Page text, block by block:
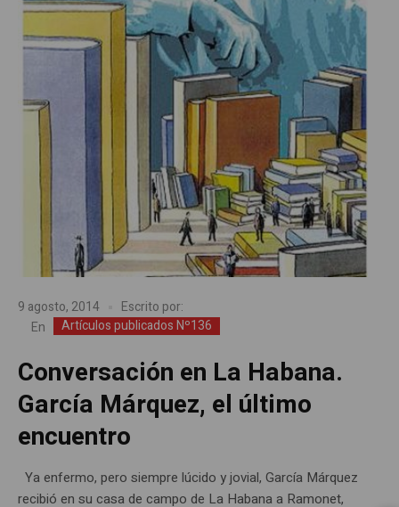
9 agosto, 2014
Escrito por:
En
Artículos publicados Nº136
Conversación en La Habana.
García Márquez, el último
encuentro
Ya enfermo, pero siempre lúcido y jovial, García Márquez
recibió en su casa de campo de La Habana a Ramonet,